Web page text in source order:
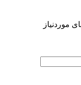
موردنیاز